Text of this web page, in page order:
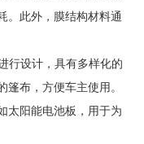
。此外，膜结构材料通
行设计，具有多样化的
布，方便车主使用。
太阳能电池板，用于为